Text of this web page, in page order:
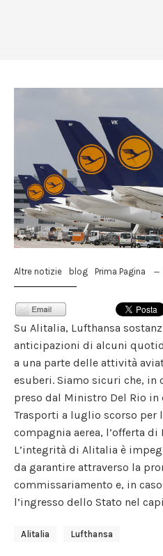
Altre notizie blog Prima Pagina
Su Alitalia, Lufthansa
anticipazioni di alcuni
a una parte delle attività
esuberi. Siamo sicuri che, in
preso dal Ministro Del Rio
Trasporti a luglio scorso per
compagnia aerea, l’offerta di
L’integrità di Alitalia è
da garantire attraverso la
commissariamento e, in
l’ingresso dello Stato nel
Alitalia Lufthansa